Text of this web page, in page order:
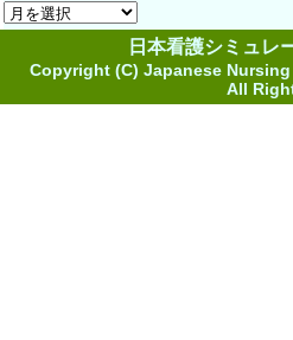
ア
ー
ブ
日本看護シミュレ
Copyright (C) Japanese
All